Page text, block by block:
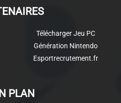
Télécharger Jeu PC
Génération Nintendo
Esportrecrutement.fr
PLAN